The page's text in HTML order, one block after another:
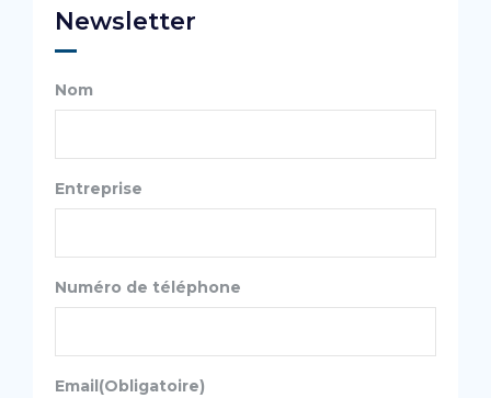
Newsletter
Nom
Entreprise
Numéro de téléphone
Email(Obligatoire)